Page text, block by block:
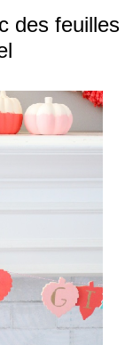
des feuilles